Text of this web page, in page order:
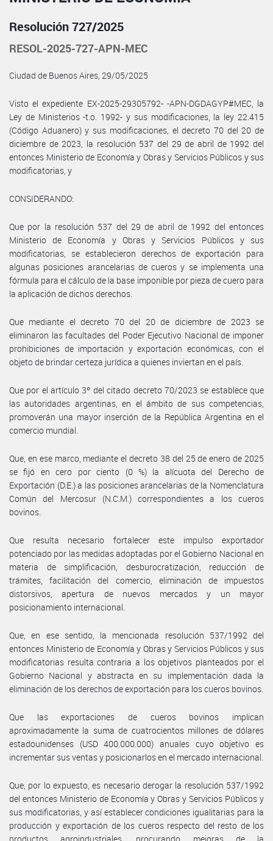
Resolución 727/2025
RESOL-2025-727-APN-MEC
Ciudad de Buenos Aires, 29/05/2025
Visto el expediente EX-2025-29305792- -APN-DGDAGYP#MEC, la
Ley de Ministerios -t.o. 1992- y sus modificaciones, la ley 22.415
(Código Aduanero) y sus modificaciones, el decreto 70 del 20 de
diciembre de 2023, la resolución 537 del 29 de abril de 1992 del
entonces Ministerio de Economía y Obras y Servicios Públicos y sus
modificatorias, y
CONSIDERANDO:
Que por la resolución 537 del 29 de abril de 1992 del entonces
Ministerio de Economía y Obras y Servicios Públicos y sus
modificatorias, se establecieron derechos de exportación para
algunas posiciones arancelarias de cueros y se implementa una
fórmula para el cálculo de la base imponible por pieza de cuero para
la aplicación de dichos derechos.
Que mediante el decreto 70 del 20 de diciembre de 2023 se
eliminaron las facultades del Poder Ejecutivo Nacional de imponer
prohibiciones de importación y exportación económicas, con el
objeto de brindar certeza jurídica a quienes inviertan en el país.
Que por el artículo 3º del citado decreto 70/2023 se establece que
las autoridades argentinas, en el ámbito de sus competencias,
promoverán una mayor inserción de la República Argentina en el
comercio mundial.
Que, en ese marco, mediante el decreto 38 del 25 de enero de 2025
se fijó en cero por ciento (0 %) la alícuota del Derecho de
Exportación (D.E.) a las posiciones arancelarias de la Nomenclatura
Común del Mercosur (N.C.M.) correspondientes a los cueros
bovinos.
Que resulta necesario fortalecer este impulso exportador
potenciado por las medidas adoptadas por el Gobierno Nacional en
materia de simplificación, desburocratización, reducción de
trámites, facilitación del comercio, eliminación de impuestos
distorsivos, apertura de nuevos mercados y un mayor
posicionamiento internacional.
Que, en ese sentido, la mencionada resolución 537/1992 del
entonces Ministerio de Economía y Obras y Servicios Públicos y sus
modificatorias resulta contraria a los objetivos planteados por el
Gobierno Nacional y abstracta en su implementación dada la
eliminación de los derechos de exportación para los cueros bovinos.
Que las exportaciones de cueros bovinos implican
aproximadamente la suma de cuatrocientos millones de dólares
estadounidenses (USD 400.000.000) anuales cuyo objetivo es
incrementar sus ventas y posicionarlos en el mercado internacional.
Que, por lo expuesto, es necesario derogar la resolución 537/1992
del entonces Ministerio de Economía y Obras y Servicios Públicos y
sus modificatorias, y así establecer condiciones igualitarias para la
producción y exportación de los cueros respecto del resto de los
productos agroindustriales, procurando mejoras de la